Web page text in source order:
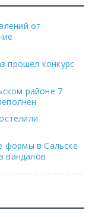
от
прошёл конкурс
районе 7
формы в Сальске
вандалов